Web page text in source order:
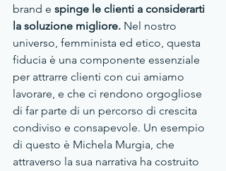
brand e spinge le clienti a considerarti
la soluzione migliore. Nel nostro
universo, femminista ed etico, questa
fiducia è una componente essenziale
per attrarre clienti con cui amiamo
lavorare, e che ci rendono orgogliose
di far parte di un percorso di crescita
condiviso e consapevole. Un esempio
di questo è Michela Murgia, che
attraverso la sua narrativa ha costruito